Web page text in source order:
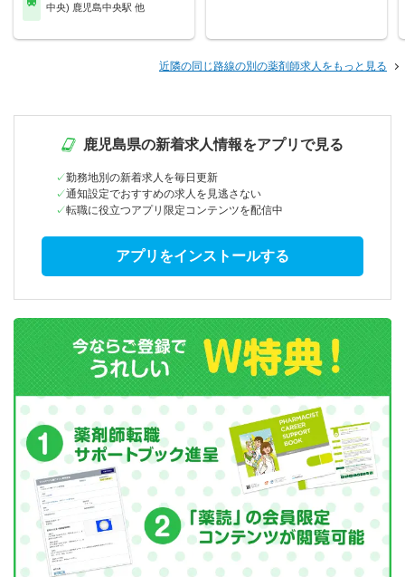
中央) 鹿児島中央駅 他
近隣の同じ路線の別の薬剤師求人をもっと見る
鹿児島県の新着求人情報をアプリで見る
勤務地別の新着求人を毎日更新
通知設定でおすすめの求人を見逃さない
転職に役立つアプリ限定コンテンツを配信中
アプリをインストールする